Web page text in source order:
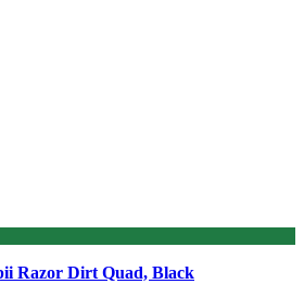
Razor Dirt Quad, Black